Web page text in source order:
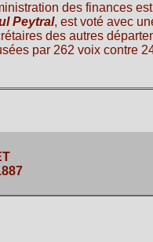
des finances est
Peytral, est voté avec
des autres
par 262 voix contre